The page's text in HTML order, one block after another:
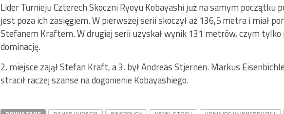
Lider Turnieju Czterech Skoczni Ryoyu Kobayashi już na samym początku
jest poza ich zasięgiem. W pierwszej serii skoczył aż 136,5 metra i miał
Stefanem Kraftem. W drugiej serii uzyskał wynik 131 metrów, czym tylko
dominację.
2. miejsce zajął Stefan Kraft, a 3. był Andreas Stjernen. Markus
stracił raczej szanse na dogonienie Kobayashiego.